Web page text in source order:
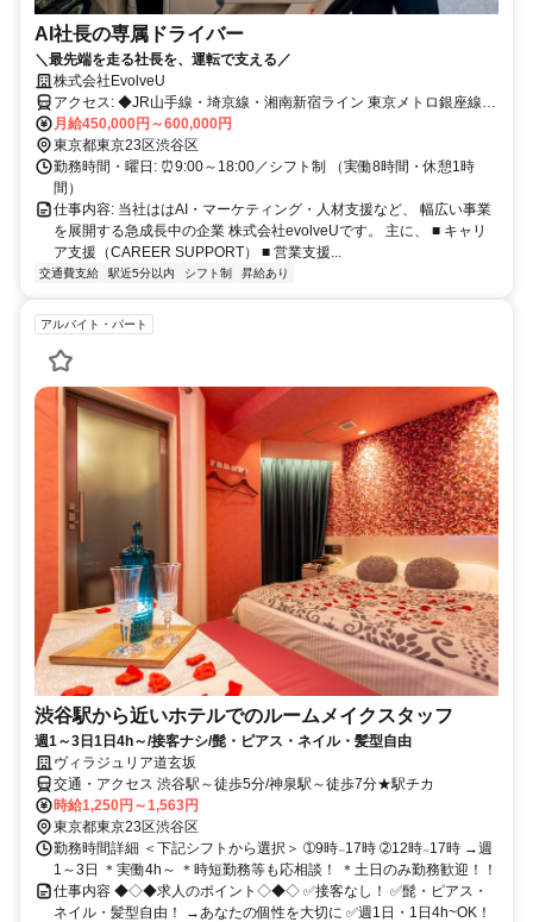
AI社長の専属ドライバー
＼最先端を走る社長を、運転で支える／
株式会社EvolveU
アクセス: ◆JR山手線・埼京線・湘南新宿ライン 東京メトロ銀座線・
半蔵門線・副都心線 東急東横線・田園都市線 京王井の頭線 「渋谷
駅」直結
月給450,000円～600,000円
東京都東京23区渋谷区
勤務時間・曜日: ⏰9:00～18:00／シフト制 （実働8時間・休憩1時
間）
仕事内容: 当社ははAI・マーケティング・人材支援など、 幅広い事業
を展開する急成長中の企業 株式会社evolveUです。 主に、 ■ キャリ
ア支援（CAREER SUPPORT） ■ 営業支援...
交通費支給 駅近5分以内 シフト制 昇給あり
アルバイト・パート
渋谷駅から近いホテルでのルームメイクスタッフ
週1～3日1日4h～/接客ナシ/髭・ピアス・ネイル・髪型自由
ヴィラジュリア道玄坂
交通・アクセス 渋谷駅～徒歩5分/神泉駅～徒歩7分★駅チカ
時給1,250円～1,563円
東京都東京23区渋谷区
勤務時間詳細 ＜下記シフトから選択＞ ➀9時₋17時 ➁12時₋17時 →週
1～3日 ＊実働4h～ ＊時短勤務等も応相談！ ＊土日のみ勤務歓迎！！
仕事内容 ◆◇◆求人のポイント◇◆◇ ✅接客なし！ ✅髭・ピアス・
ネイル・髪型自由！ →あなたの個性を大切に ✅週1日・1日4h~OK！